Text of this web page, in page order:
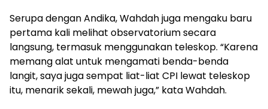
Serupa dengan Andika, Wahdah juga mengaku baru
pertama kali melihat observatorium secara
langsung, termasuk menggunakan teleskop. “Karena
memang alat untuk mengamati benda-benda
langit, saya juga sempat liat-liat CPI lewat teleskop
itu, menarik sekali, mewah juga,” kata Wahdah.